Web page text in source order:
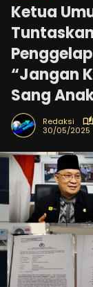
Ketua
“Jangan
Sang
Redaksi
30/05/2025